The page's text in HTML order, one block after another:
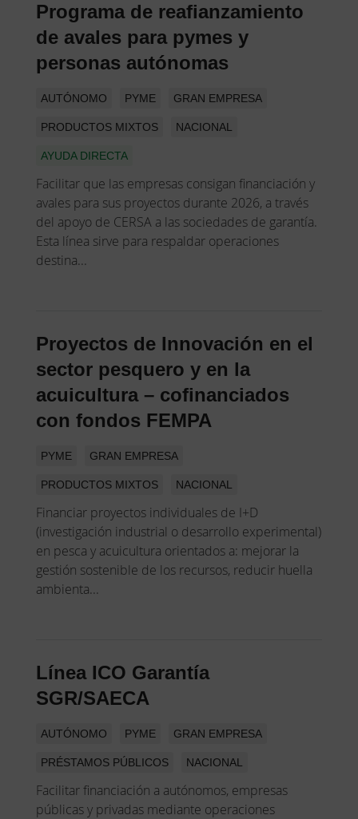
Programa de reafianzamiento
de avales para pymes y
personas autónomas
AUTÓNOMO PYME GRAN EMPRESA
PRODUCTOS MIXTOS NACIONAL
AYUDA DIRECTA
Facilitar que las empresas consigan financiación y
avales para sus proyectos durante 2026, a través
del apoyo de CERSA a las sociedades de garantía.
Esta línea sirve para respaldar operaciones
destina...
Proyectos de Innovación en el
sector pesquero y en la
acuicultura – cofinanciados
con fondos FEMPA
PYME GRAN EMPRESA
PRODUCTOS MIXTOS NACIONAL
Financiar proyectos individuales de I+D
(investigación industrial o desarrollo experimental)
en pesca y acuicultura orientados a: mejorar la
gestión sostenible de los recursos, reducir huella
ambienta...
Línea ICO Garantía
SGR/SAECA
AUTÓNOMO PYME GRAN EMPRESA
PRÉSTAMOS PÚBLICOS NACIONAL
Facilitar financiación a autónomos, empresas
públicas y privadas mediante operaciones